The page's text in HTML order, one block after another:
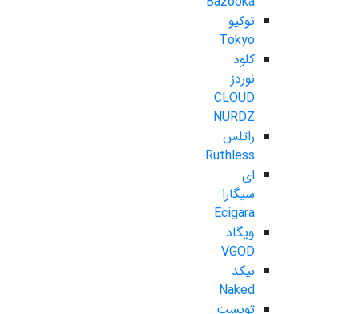
توکیو
Tokyo
کلود
نوردز
CLOUD
NURDZ
راتلس
Ruthless
ای
سیگارا
Ecigara
ویگاد
VGOD
نیکد
Naked
تویست